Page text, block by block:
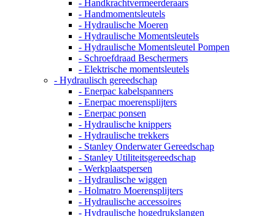
- Handkrachtvermeerderaars
- Handmomentsleutels
- Hydraulische Moeren
- Hydraulische Momentsleutels
- Hydraulische Momentsleutel Pompen
- Schroefdraad Beschermers
- Elektrische momentsleutels
- Hydraulisch gereedschap
- Enerpac kabelspanners
- Enerpac moerensplijters
- Enerpac ponsen
- Hydraulische knippers
- Hydraulische trekkers
- Stanley Onderwater Gereedschap
- Stanley Utiliteitsgereedschap
- Werkplaatspersen
- Hydraulische wiggen
- Holmatro Moerensplijters
- Hydraulische accessoires
- Hydraulische hogedrukslangen